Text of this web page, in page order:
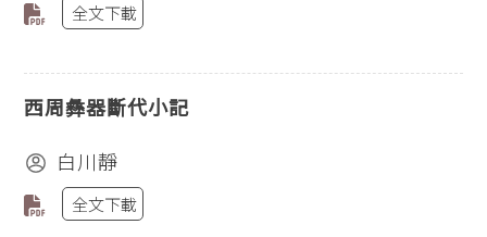
全文下載
西周彝器斷代小記
白川靜
全文下載